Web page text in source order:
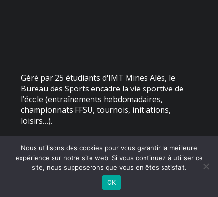
Géré par 25 étudiants d'IMT Mines Alès, le
Bureau des Sports encadre la vie sportive de
l’école (entraînements hebdomadaires,
championnats FFSU, tournois, initiations,
loisirs…).
2026 - Bureau des Sports – IMT Mines Alès | Site internet réalisé
par
MENTIONS LÉGALES
Nous utilisons des cookies pour vous garantir la meilleure
expérience sur notre site web. Si vous continuez à utiliser ce
site, nous supposerons que vous en êtes satisfait.
OK